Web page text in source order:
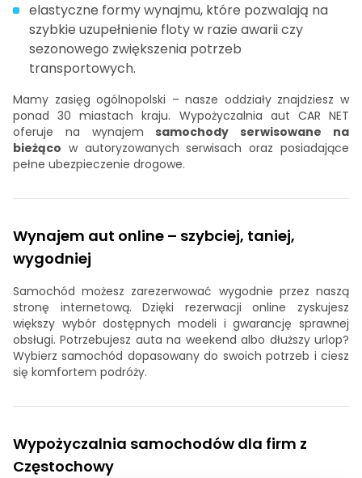
elastyczne formy wynajmu, które pozwalają na
szybkie uzupełnienie floty w razie awarii czy
sezonowego zwiększenia potrzeb
transportowych.
Mamy zasięg ogólnopolski – nasze oddziały znajdziesz w
ponad 30 miastach kraju. Wypożyczalnia aut CAR NET
oferuje na wynajemsamochody serwisowane na
bieżąco w autoryzowanych serwisach oraz posiadające
pełne ubezpieczenie drogowe.
Wynajem aut online – szybciej, taniej,
wygodniej
Samochód możesz zarezerwować wygodnie przez naszą
stronę internetową. Dzięki rezerwacji online zyskujesz
większy wybór dostępnych modeli i gwarancję sprawnej
obsługi. Potrzebujesz auta na weekend albo dłuższy urlop?
Wybierz samochód dopasowany do swoich potrzeb i ciesz
się komfortem podróży.
Wypożyczalnia samochodów dla firm z
Częstochowy